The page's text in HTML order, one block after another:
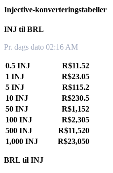
Injective-konverteringstabeller
INJ til BRL
Pr. dags dato 02:16 AM
0.5 INJ
R$11.52
1 INJ
R$23.05
5 INJ
R$115.2
10 INJ
R$230.5
50 INJ
R$1,152
100 INJ
R$2,305
500 INJ
R$11,520
1,000 INJ
R$23,050
BRL til INJ